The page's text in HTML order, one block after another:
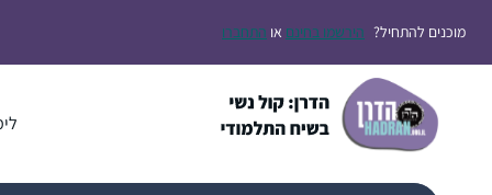
לתוכןמוכנים להתחיל? הירשמו בחינם או התחברו